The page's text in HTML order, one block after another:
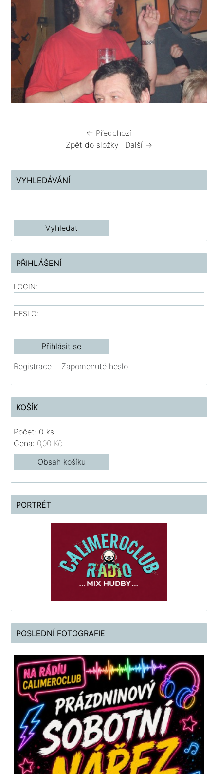
← Předchozí
Zpět do složky
Další →
VYHLEDÁVÁNÍ
PŘIHLÁŠENÍ
LOGIN:
HESLO:
Registrace Zapomenuté heslo
KOŠÍK
Počet: 0 ks
Cena: 0,00 Kč
Obsah košíku
PORTRÉT
POSLEDNÍ FOTOGRAFIE